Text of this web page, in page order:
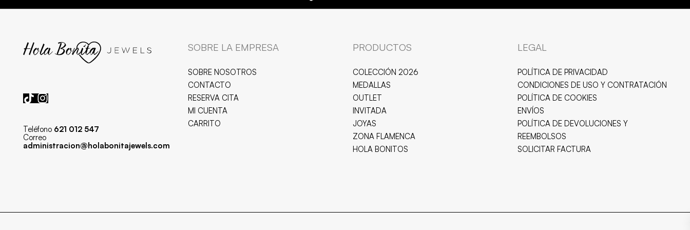
Teléfono 621 012 547
Correo
administracion@holabonitajewels.com
SOBRE LA EMPRESA
SOBRE NOSOTROS
CONTACTO
RESERVA CITA
MI CUENTA
CARRITO
PRODUCTOS
COLECCIÓN 2026
MEDALLAS
OUTLET
INVITADA
JOYAS
ZONA FLAMENCA
HOLA BONITOS
LEGAL
POLÍTICA DE PRIVACIDAD
CONDICIONES DE USO Y CONTRATACIÓN
POLÍTICA DE COOKIES
ENVÍOS
POLÍTICA DE DEVOLUCIONES Y
REEMBOLSOS
SOLICITAR FACTURA